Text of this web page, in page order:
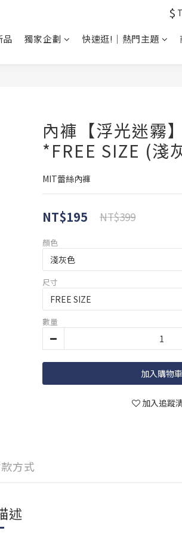
$
品 獨家企劃 快速逛!｜熱門主題
內褲【浮光迷霧
*FREE SIZE (淺
MIT蕾絲內褲
NT$195 NT$399
顏色
尺寸
數量
加入購物車
加入追蹤
方式
述